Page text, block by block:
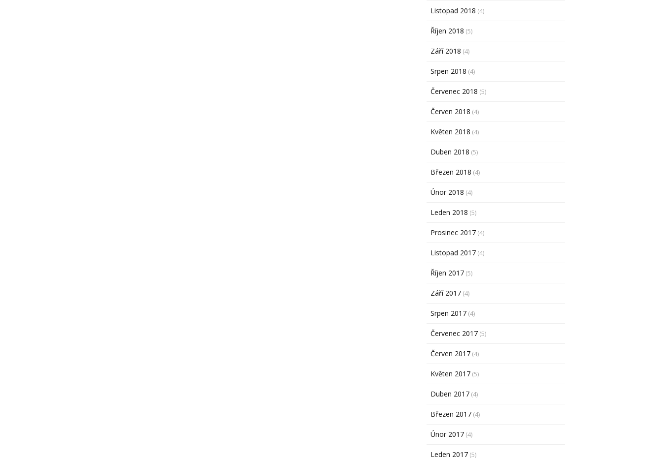
Listopad 2018 (4)
Říjen 2018 (5)
Září 2018 (4)
Srpen 2018 (4)
Červenec 2018 (5)
Červen 2018 (4)
Květen 2018 (4)
Duben 2018 (5)
Březen 2018 (4)
Únor 2018 (4)
Leden 2018 (5)
Prosinec 2017 (4)
Listopad 2017 (4)
Říjen 2017 (5)
Září 2017 (4)
Srpen 2017 (4)
Červenec 2017 (5)
Červen 2017 (4)
Květen 2017 (5)
Duben 2017 (4)
Březen 2017 (4)
Únor 2017 (4)
Leden 2017 (5)